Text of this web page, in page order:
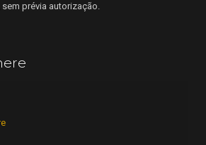
prévia autorização.